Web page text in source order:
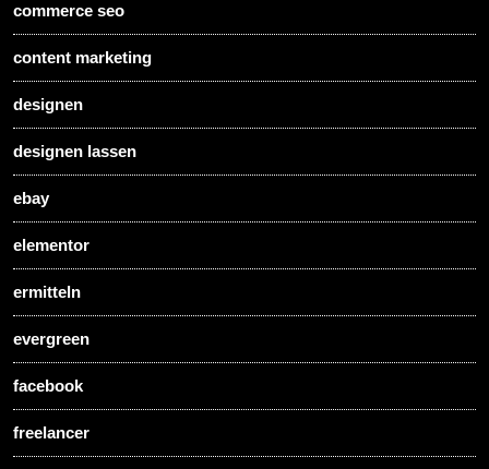
commerce seo
content marketing
designen
designen lassen
ebay
elementor
ermitteln
evergreen
facebook
freelancer